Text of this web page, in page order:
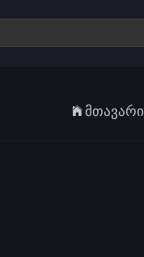
Მთავარი